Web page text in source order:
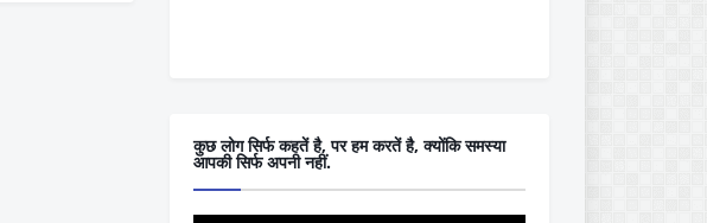
कुछ लोग सिर्फ कहतें है, पर हम करतें है, क्योंकि समस्या
आपकी सिर्फ अपनी नहीं.